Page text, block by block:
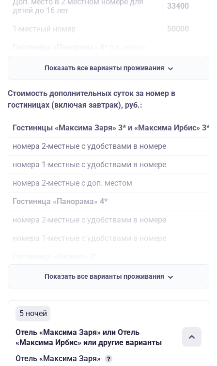
Доп. место в 2-местном номере для
детей до 16 лет
33400
1-местный номер
50000
2-местные номера с удобствами
2-местные номера с удобствами (дети
до 16 лет)
37500
Завтраки «шведский стол»
2-местный номер
2-местный номер для детей до 16 лет
Доп. место в 2-местном номере
Доп. место в 2-местном номере для
Показать все варианты проживания
Стоимость дополнительных суток за номер в
гостиницах (включая завтрак), руб.:
Гостиницы «Максима Заря» 3* и «Максима Ирбис» 3*
номера 2-местные с удобствами в номере
номера 1-местные с удобствами в номере
номера 2-местные с доп. местом
Гостиница «Панорама» 4*
номера 2-местные с удобствами в номере
номера 1-местные с удобствами в номере
номера 2-местные с удобствами в номере
номера 2-местные с доп. местом
Показать все варианты проживания
5 ночей
Отель «Максима Заря» или Отель
«Максима Ирбис» или другие варианты
Отель «Максима Заря»